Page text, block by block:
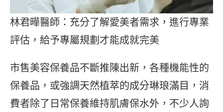
林君曄醫師：充分了解愛美者需求，進行專業
評估，給予專屬規劃才能成就完美
市售美容保養品不斷推陳出新，各種機能性的
保養品，或強調天然植萃的成分琳琅滿目，消
費者除了日常保養維持肌膚保水外，不少人詢